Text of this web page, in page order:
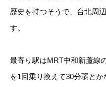
歴史を持つそうで、台北周
す。
最寄り駅はMRT中和新蘆線
を1回乗り換えて30分弱と